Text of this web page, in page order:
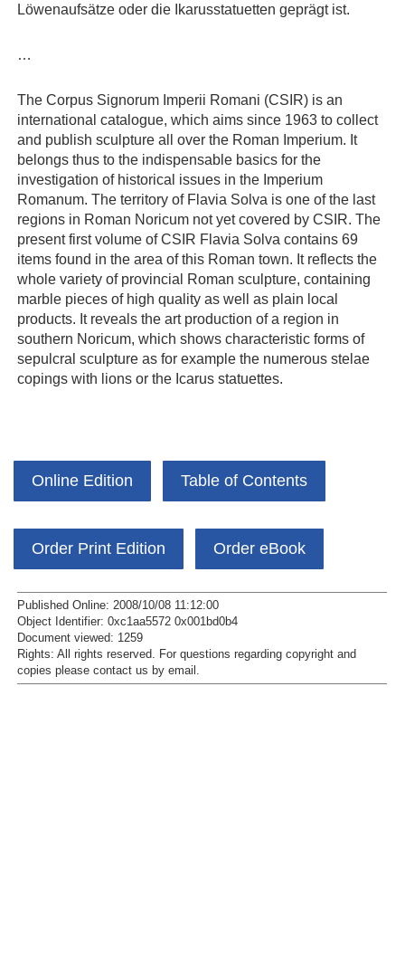
Löwenaufsätze oder die Ikarusstatuetten geprägt ist.
…
The Corpus Signorum Imperii Romani (CSIR) is an
international catalogue, which aims since 1963 to collect
and publish sculpture all over the Roman Imperium. It
belongs thus to the indispensable basics for the
investigation of historical issues in the Imperium
Romanum. The territory of Flavia Solva is one of the last
regions in Roman Noricum not yet covered by CSIR. The
present first volume of CSIR Flavia Solva contains 69
items found in the area of this Roman town. It reflects the
whole variety of provincial Roman sculpture, containing
marble pieces of high quality as well as plain local
products. It reveals the art production of a region in
southern Noricum, which shows characteristic forms of
sepulcral sculpture as for example the numerous stelae
copings with lions or the Icarus statuettes.
Online Edition Table of Contents
Order Print Edition Order eBook
Published Online: 2008/10/08 11:12:00
Object Identifier: 0xc1aa5572 0x001bd0b4
Document viewed: 1259
Rights: All rights reserved. For questions regarding copyright and
copies please contact us by email .